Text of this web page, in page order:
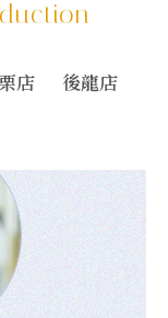
店 後龍店